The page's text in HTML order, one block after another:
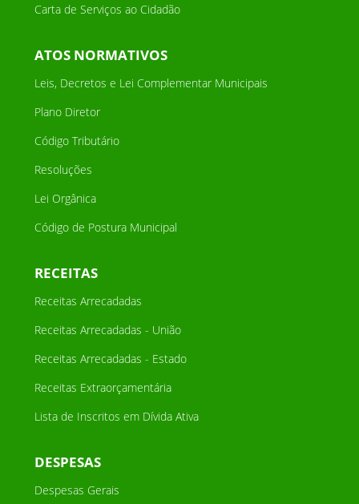
Carta de Serviços ao Cidadão
ATOS NORMATIVOS
Leis, Decretos e Lei Complementar Municipais
Plano Diretor
Código Tributário
Resoluções
Lei Orgânica
Código de Postura Municipal
RECEITAS
Receitas Arrecadadas
Receitas Arrecadadas - União
Receitas Arrecadadas - Estado
Receitas Extraorçamentária
Lista de Inscritos em Dívida Ativa
DESPESAS
Despesas Gerais